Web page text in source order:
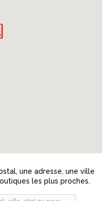
une adresse, une ville
les plus proches.